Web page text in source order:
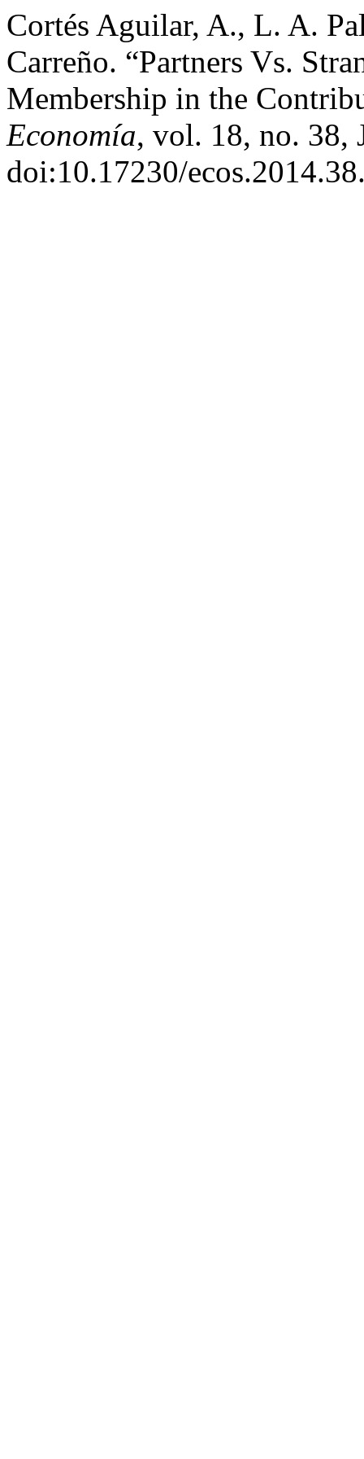
Cortés Aguilar, A., L. A.
Carreño. “Partners Vs.
Membership in the
Economía, vol. 18, no. 38,
doi:10.17230/